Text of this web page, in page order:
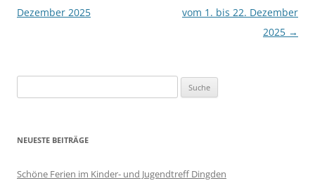
Dezember 2025
vom 1. bis 22. Dezember
2025 →
nach:
NEUESTE BEITRÄGE
Schöne Ferien im Kinder- und Jugendtreff Dingden